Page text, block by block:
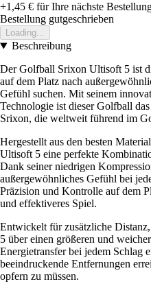
+1,45 € für Ihre nächste
Bestellung gutgeschrieben
Loading...
Beschreibung
Der Golfball Srixon Ultisoft 5 ist
auf dem Platz nach
Gefühl suchen. Mit seinem
Technologie ist dieser Golfball
Srixon, die weltweit führend im
Hergestellt aus den besten
Ultisoft 5 eine perfekte
Dank seiner niedrigen
außergewöhnliches Gefühl bei
Präzision und Kontrolle auf dem
und effektiveres Spiel.
Entwickelt für zusätzliche
5 über einen größeren und
Energietransfer bei jedem Schlag
beeindruckende Entfernungen
opfern zu müssen.